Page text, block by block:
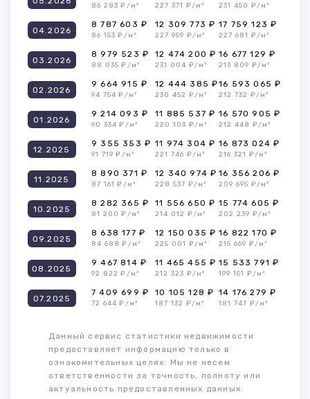
86 283 ₽/м² 227 371 ₽/м² 231 450 ₽/м²
04.2026
8 787 603 ₽
86 153 ₽/м²
12 309 773 ₽
227 959 ₽/м²
17 759 123 ₽
227 681 ₽/м²
03.2026
8 979 523 ₽
88 035 ₽/м²
12 474 200 ₽
231 004 ₽/м²
16 677 129 ₽
213 809 ₽/м²
02.2026
9 664 915 ₽
94 754 ₽/м²
12 444 385 ₽
230 452 ₽/м²
16 593 065 ₽
212 732 ₽/м²
01.2026
9 214 093 ₽
90 334 ₽/м²
11 885 537 ₽
220 103 ₽/м²
16 570 905 ₽
212 448 ₽/м²
12.2025
9 355 353 ₽
91 719 ₽/м²
11 974 304 ₽
221 746 ₽/м²
16 873 024 ₽
216 321 ₽/м²
11.2025
8 890 371 ₽
87 161 ₽/м²
12 340 974 ₽
228 537 ₽/м²
16 356 206 ₽
209 695 ₽/м²
10.2025
8 282 365 ₽
81 200 ₽/м²
11 556 650 ₽
214 012 ₽/м²
15 774 605 ₽
202 239 ₽/м²
09.2025
8 638 177 ₽
84 688 ₽/м²
12 150 035 ₽
225 001 ₽/м²
16 822 170 ₽
215 669 ₽/м²
08.2025
9 467 814 ₽
92 822 ₽/м²
11 465 455 ₽
212 323 ₽/м²
15 533 791 ₽
199 151 ₽/м²
07.2025
7 409 699 ₽
72 644 ₽/м²
10 105 128 ₽
187 132 ₽/м²
14 176 279 ₽
181 747 ₽/м²
Данный сервис статистики недвижимости
предоставляет информацию только в
ознакомительных целях. Мы не несем
ответственности за точность, полноту или
актуальность предоставленных данных.